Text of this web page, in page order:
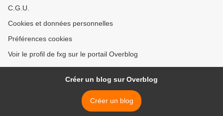
C.G.U.
Cookies et données personnelles
Préférences cookies
Voir le profil de fxg sur le portail Overblog
Créer un blog sur Overblog
Créer un blog